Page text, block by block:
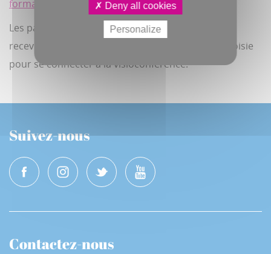
formation@lesrecyclettes.frou 06 72 00 74 01
Les participants aux ateliers en visioconférence
recevront un lien quelques jours avant la date choisie
pour se connecter à la visioconférence.
Suivez-nous
Contactez-nous
Deny all cookies
Personalize